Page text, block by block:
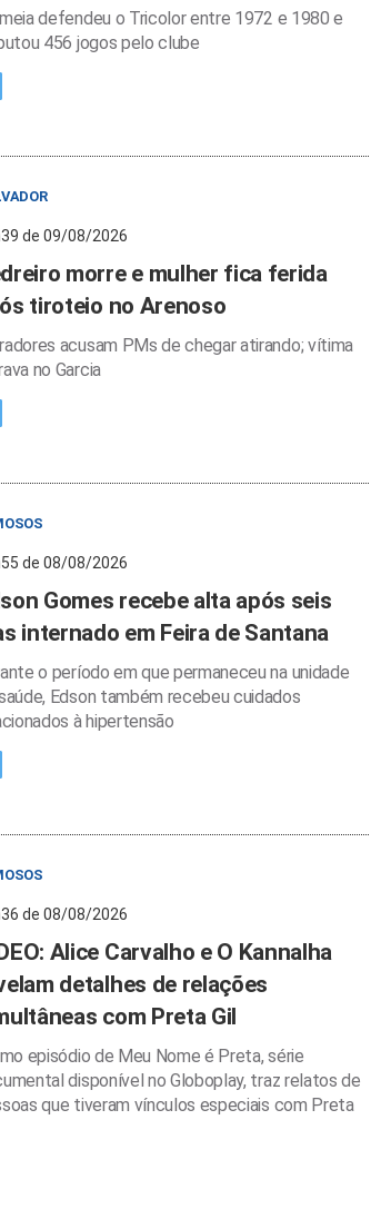
defendeu o Tricolor entre 1972 e 1980 e
456 jogos pelo clube
de 09/08/2026
morre e mulher fica ferida
tiroteio no Arenoso
acusam PMs de chegar atirando; vítima
no Garcia
de 08/08/2026
Gomes recebe alta após seis
internado em Feira de Santana
o período em que permaneceu na unidade
Edson também recebeu cuidados
à hipertensão
de 08/08/2026
Alice Carvalho e O Kannalha
detalhes de relações
com Preta Gil
episódio de Meu Nome é Preta, série
disponível no Globoplay, traz relatos de
que tiveram vínculos especiais com Preta